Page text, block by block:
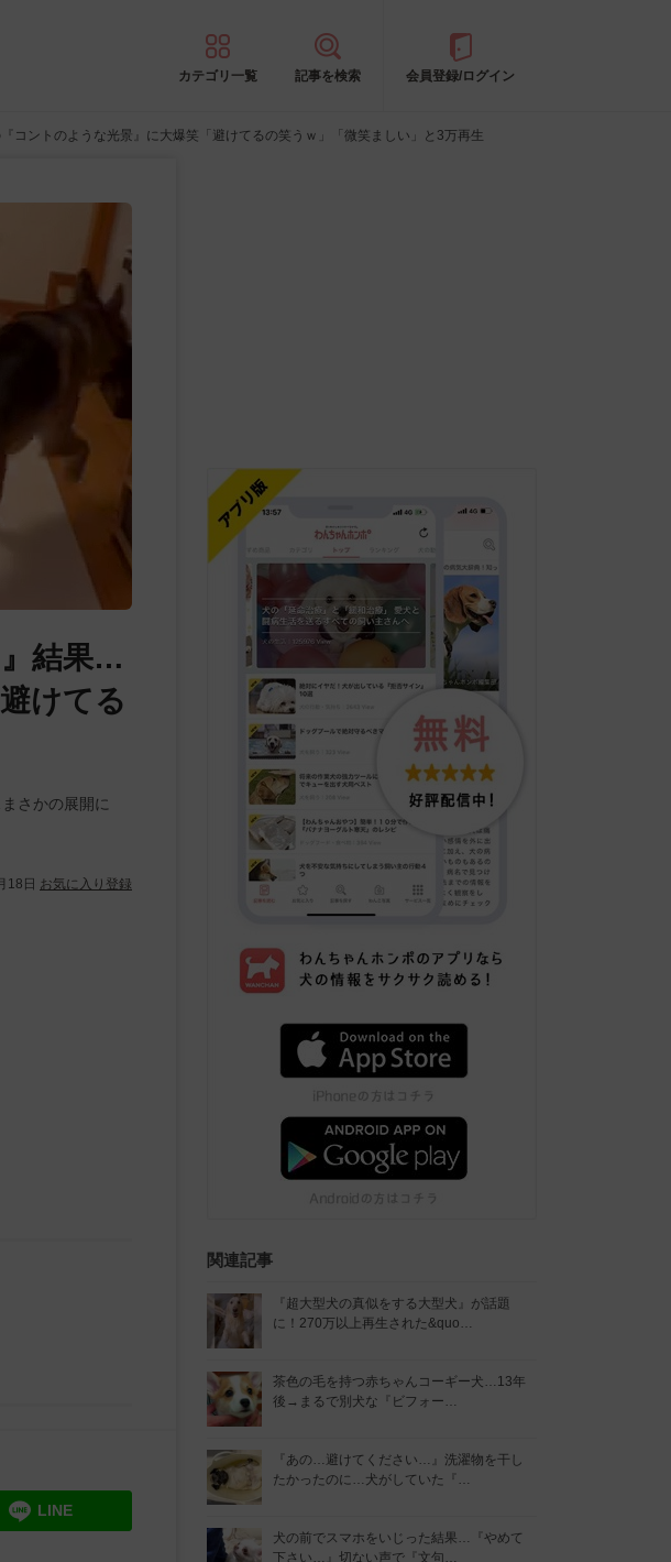
カテゴリ一覧 記事を検索 会員登録/ログイン
ントのような光景』に大爆笑「避けてるの笑うｗ」「微笑ましい」と3万再生
結果…
けてる
さかの展開に
18日 お気に入り登録
LINE
関連記事
『超大型犬の真似をする大型犬』が話題
に！270万以上再生された&quo…
茶色の毛を持つ赤ちゃんコーギー犬…13年
後→まるで別犬な『ビフォー…
『あの…避けてください…』洗濯物を干し
たかったのに…犬がしていた『…
犬の前でスマホをいじった結果…『やめて
下さい…』切ない声で『文句…